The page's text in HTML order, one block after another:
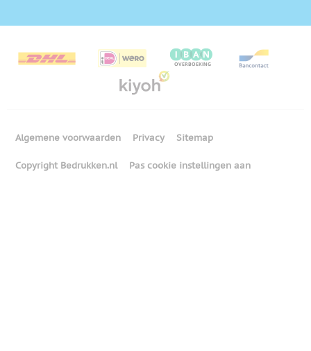
Algemene voorwaarden Privacy Sitemap
Copyright Bedrukken.nl Pas cookie instellingen aan